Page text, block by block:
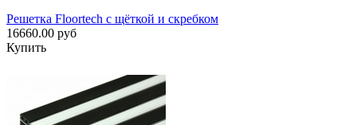
Решетка Floortech с щёткой и скребком
16660.00 руб
Купить